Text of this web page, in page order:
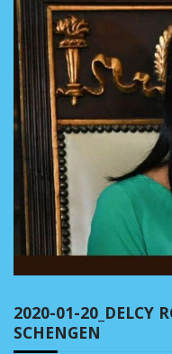
2020-01-20_DELCY
SCHENGEN